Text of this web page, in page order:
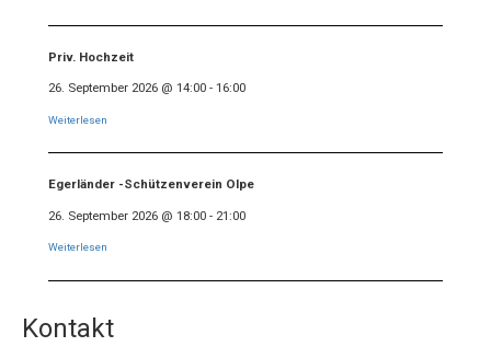
Priv. Hochzeit
26. September 2026 @ 14:00 - 16:00
Weiterlesen
Egerländer -Schützenverein Olpe
26. September 2026 @ 18:00 - 21:00
Weiterlesen
Kontakt